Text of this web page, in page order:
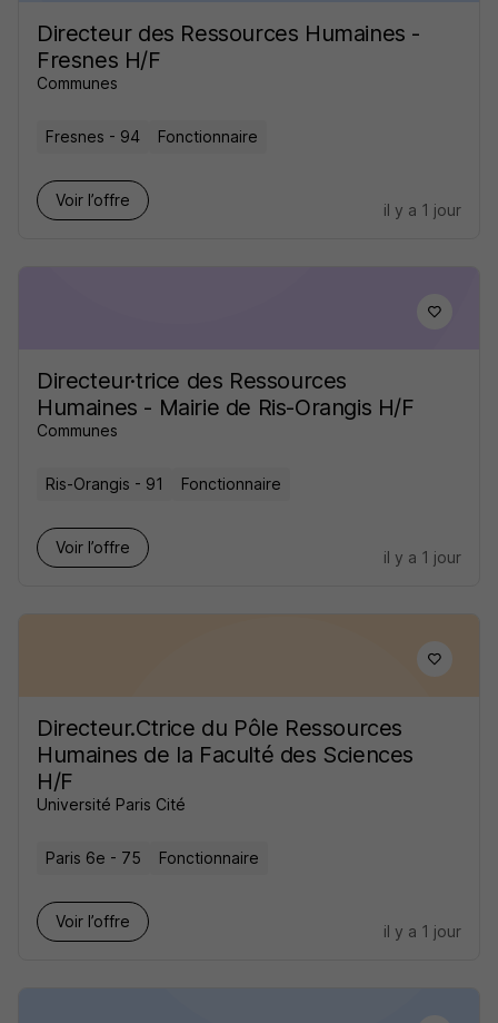
Directeur des Ressources Humaines -
Fresnes H/F
Communes
Fresnes - 94 Fonctionnaire
Voir l’offre
il y a 1 jour
Directeur·trice des Ressources
Humaines - Mairie de Ris-Orangis H/F
Communes
Ris-Orangis - 91 Fonctionnaire
Voir l’offre
il y a 1 jour
Directeur.Ctrice du Pôle Ressources
Humaines de la Faculté des Sciences
H/F
Université Paris Cité
Paris 6e - 75 Fonctionnaire
Voir l’offre
il y a 1 jour